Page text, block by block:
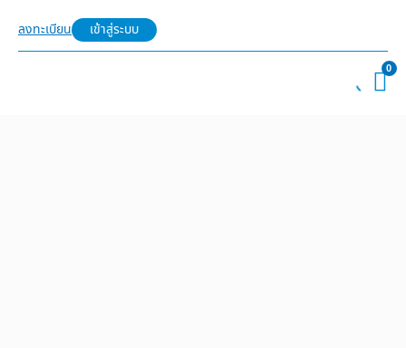
ลงทะเบียน เข้าสู่ระบบ
0